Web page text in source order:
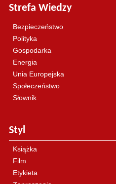
Strefa Wiedzy
Bezpieczeństwo
Polityka
Gospodarka
Energia
Unia Europejska
Społeczeństwo
Słownik
Styl
Książka
Film
Etykieta